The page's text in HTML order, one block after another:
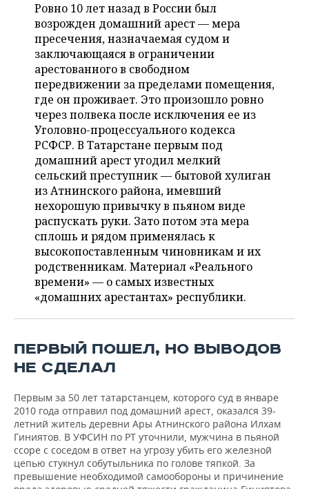
КОМУ ПРИНАДЛЕЖАТ
ТОРГОВЫЕ ЦЕНТРЫ
ТАТАРСТАНА
БЮДЖЕТ
ИНВЕСТИЦИИ
МАШИНОСТРОЕНИЕ
НЕФТЕХИМИЯ
НЕФТЬ
ОПК
ЭНЕРГЕТИКА
НОВОСТИ АВТО
БИЗНЕС
НОВОСТИ БИЗНЕСА
РОЗНИЧНАЯ ТОРГОВЛЯ
ТРАНСПОРТ
УСЛУГИ
ТЕХНОЛОГИИ
НОВОСТИ ТЕХНОЛОГИЙ
МЕДИА
ТЕЛЕКОММУНИКАЦИИ
МЕРОПРИЯТИЯ
НОВОСТИ МЕРОПРИЯТИЙ
ВЫЕЗДНАЯ РЕДАКЦИЯ
БИЗНЕС-БРАНЧИ
ONLINE-КОНФЕРЕНЦИИ
ОТКРЫТАЯ ЛЕКЦИЯ
СПОРТ
НОВОСТИ СПОРТА
ФУТБОЛ
ХОККЕЙ
БАСКЕТБОЛ
ВОЛЕЙБОЛ
КИБЕРСПОРТ
ВОДНЫЕ ВИДЫ СПОРТА
ХОККЕЙ С МЯЧОМ
ОБЩЕСТВО
НОВОСТИ ОБЩЕСТВА
ВЛАСТЬ
ИНФРАСТРУКТУРА
ИСТОРИЯ
КУЛЬТУРА
ОБРАЗОВАНИЕ
ПРОИСШЕСТВИЯ
ФОТОГАЛЕРЕЯ
СЮЖЕТЫ
СПРАВОЧНИК
СПИСОК ПЕРСОН
СПИСОК КОМПАНИЙ
ПОЛНАЯ ВЕРСИЯ
Ровно 10 лет назад в России был
возрожден домашний арест — мера
пресечения, назначаемая судом и
заключающаяся в ограничении
арестованного в свободном
передвижении за пределами помещения,
где он проживает. Это произошло ровно
через полвека после исключения ее из
Уголовно-процессуального кодекса
РСФСР. В Татарстане первым под
домашний арест угодил мелкий
сельский преступник — бытовой хулиган
из Атнинского района, имевший
нехорошую привычку в пьяном виде
распускать руки. Зато потом эта мера
сплошь и рядом применялась к
высокопоставленным чиновникам и их
родственникам. Материал «Реального
времени» — о самых известных
«домашних арестантах» республики.
ПЕРВЫЙ ПОШЕЛ, НО ВЫВОДОВ
НЕ СДЕЛАЛ
Первым за 50 лет татарстанцем, которого суд в январе
2010 года отправил под домашний арест, оказался 39-
летний житель деревни Ары Атнинского района Илхам
Гиниятов. В УФСИН по РТ уточнили, мужчина в пьяной
ссоре с соседом в ответ на угрозу убить его железной
цепью стукнул собутыльника по голове тяпкой. За
превышение необходимой самообороны и причинение